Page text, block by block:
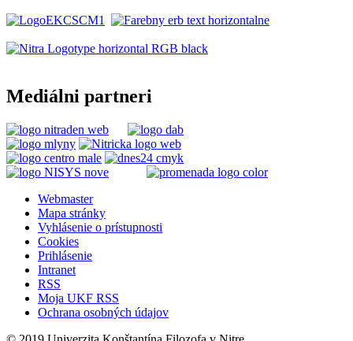
Mediálni partneri
Webmaster
Mapa stránky
Vyhlásenie o prístupnosti
Cookies
Prihlásenie
Intranet
RSS
Moja UKF RSS
Ochrana osobných údajov